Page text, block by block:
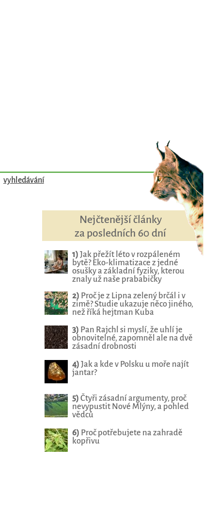
vyhledávání
Nejčtenější články
za posledních 60 dní
1) Jak přežít léto v rozpáleném
bytě? Eko-klimatizace z jedné
osušky a základní fyziky, kterou
znaly už naše prababičky
2) Proč je z Lipna zelený brčál i v
zimě? Studie ukazuje něco jiného,
než říká hejtman Kuba
3) Pan Rajchl si myslí, že uhlí je
obnovitelné, zapomněl ale na dvě
zásadní drobnosti
4) Jak a kde v Polsku u moře najít
jantar?
5) Čtyři zásadní argumenty, proč
nevypustit Nové Mlýny, a pohled
vědců
6) Proč potřebujete na zahradě
kopřivu